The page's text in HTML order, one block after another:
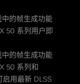
中的帧生成功能
50 系列用户即
中的帧生成功能
50 系列和
用最新 DLSS